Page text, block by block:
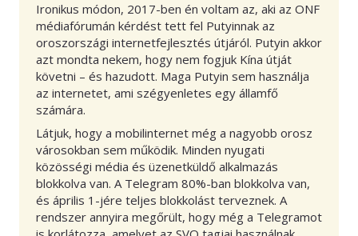
Ironikus módon, 2017-ben én voltam az, aki az ONF
médiafórumán kérdést tett fel Putyinnak az
oroszországi internetfejlesztés útjáról. Putyin akkor
azt mondta nekem, hogy nem fogjuk Kína útját
követni – és hazudott. Maga Putyin sem használja
az internetet, ami szégyenletes egy államfő
számára.
Látjuk, hogy a mobilinternet még a nagyobb orosz
városokban sem működik. Minden nyugati
közösségi média és üzenetküldő alkalmazás
blokkolva van. A Telegram 80%-ban blokkolva van,
és április 1-jére teljes blokkolást terveznek. A
rendszer annyira megőrült, hogy még a Telegramot